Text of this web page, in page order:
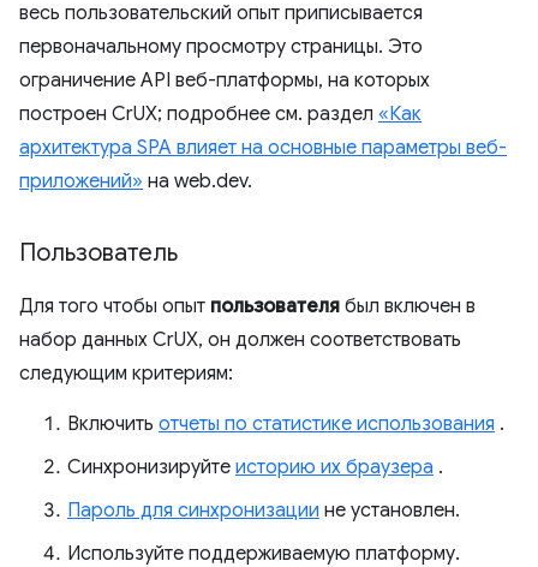
весь пользовательский опыт приписывается
первоначальному просмотру страницы. Это
ограничение API веб-платформы, на которых
построен CrUX; подробнее см. раздел «Как
архитектура SPA влияет на основные параметры веб-
приложений» на web.dev.
Пользователь
Для того чтобы опыт пользователя был включен в
набор данных CrUX, он должен соответствовать
следующим критериям:
Включить отчеты по статистике использования .
Синхронизируйте историю их браузера .
Пароль для синхронизации не установлен.
Используйте поддерживаемую платформу.